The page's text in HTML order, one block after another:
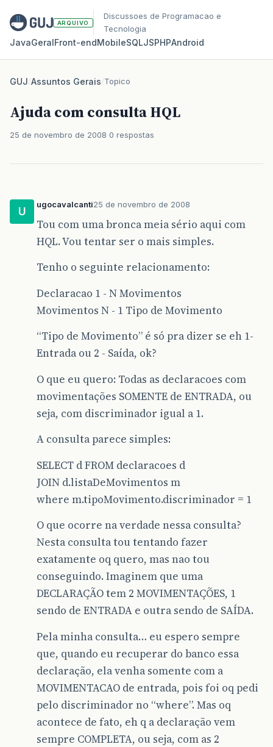
ARQUIVO
Discussoes de Programacao e
Tecnologia
JavaGeralFront‑endMobileSQLJSPHPAndroid
GUJ/Assuntos Gerais/Topico
Ajuda com consulta HQL
25 de novembro de 2008 0 respostas
U
ugocavalcanti25 de novembro de 2008
Tou com uma bronca meia sério aqui com
HQL. Vou tentar ser o mais simples.
Tenho o seguinte relacionamento:
Declaracao 1 - N Movimentos
Movimentos N - 1 Tipo de Movimento
“Tipo de Movimento” é só pra dizer se eh 1-
Entrada ou 2 - Saída, ok?
O que eu quero: Todas as declaracoes com
movimentações SOMENTE de ENTRADA, ou
seja, com discriminador igual a 1.
A consulta parece simples:
SELECT d FROM declaracoes d
JOIN d.listaDeMovimentos m
where m.tipoMovimento.discriminador = 1
O que ocorre na verdade nessa consulta?
Nesta consulta tou tentando fazer
exatamente oq quero, mas nao tou
conseguindo. Imaginem que uma
DECLARAÇÃO tem 2 MOVIMENTAÇÕES, 1
sendo de ENTRADA e outra sendo de SAÍDA.
Pela minha consulta… eu espero sempre
que, quando eu recuperar do banco essa
declaração, ela venha somente com a
MOVIMENTACAO de entrada, pois foi oq pedi
pelo discriminador no “where”. Mas oq
acontece de fato, eh q a declaração vem
sempre COMPLETA, ou seja, com as 2